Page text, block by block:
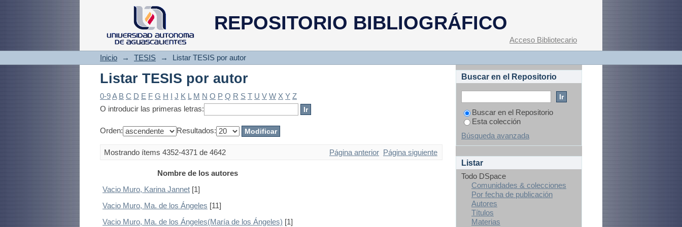
REPOSITORIO BIBLIOGRÁFICO
Listar TESIS por autor
Acceso Bibliotecario
Inicio → TESIS → Listar TESIS por autor
Listar TESIS por autor
0-9A B C D E F G H I J K L M N O P Q R S T U V W X Y Z
O introducir las primeras letras:
Orden: Resultados:
Mostrando ítems 4352-4371 de 4642 Página anterior Página siguiente
Nombre de los autores
Vacio Muro, Karina Jannet [1]
Vacio Muro, Ma. de los Ángeles [11]
Vacio Muro, Ma. de los Ángeles(María de los Ángeles) [1]
Buscar en el Repositorio
Buscar en el Repositorio
Esta colección
Búsqueda avanzada
Listar
Todo DSpace
Comunidades & colecciones
Por fecha de publicación
Autores
Títulos
Materias